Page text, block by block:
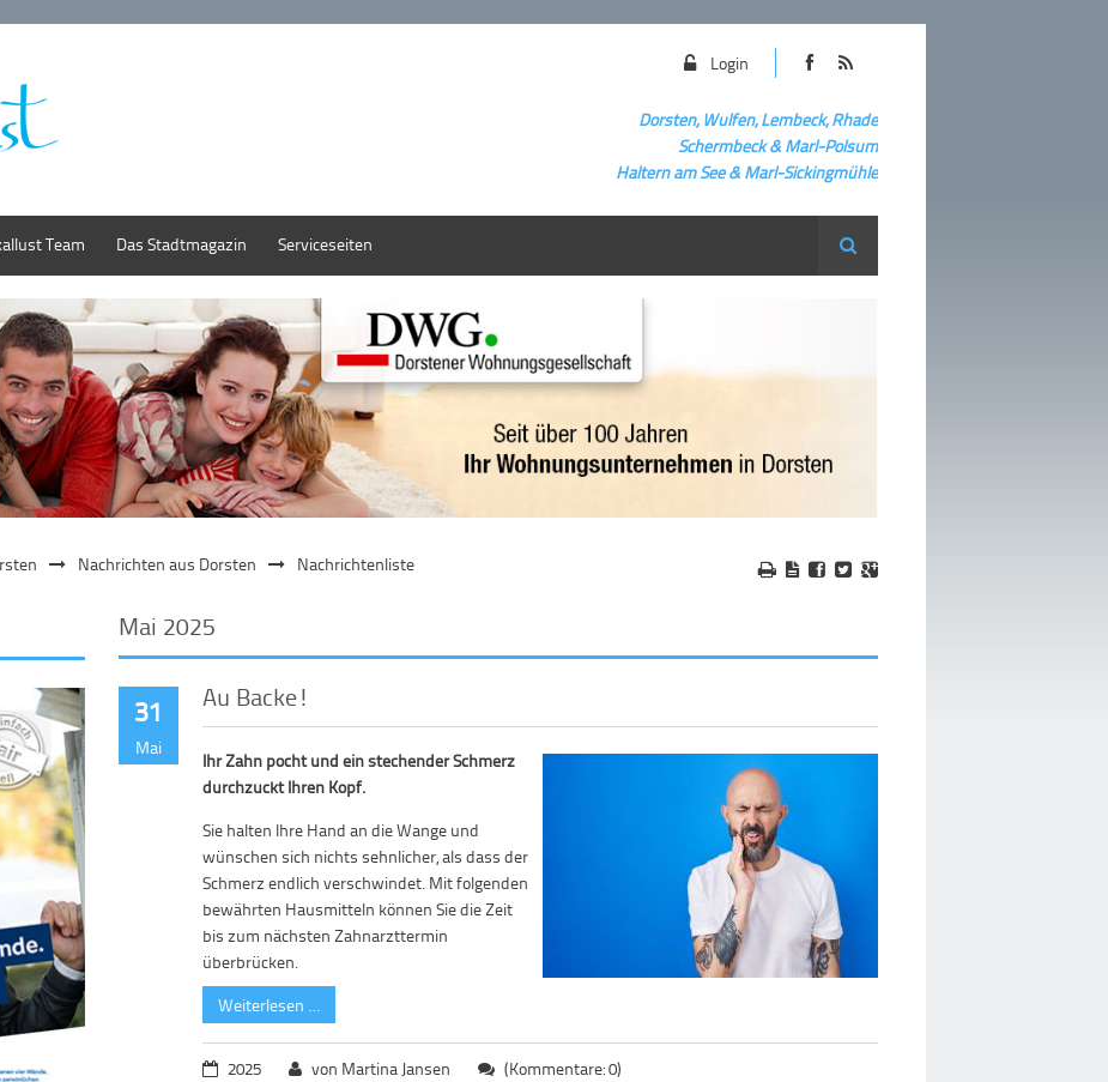
Login
Dorsten, Wulfen, Lembeck, Rhade
Schermbeck& Marl-Polsum
Haltern am See & Marl-Sickingmühle
Team Das Stadtmagazin Serviceseiten Suche
Nachrichten aus Dorsten Nachrichtenliste
Mai 2025
31
Mai
Au Backe!
Ihr Zahn pocht und ein stechender Schmerz
durchzuckt Ihren Kopf.
Sie halten Ihre Hand an die Wange und
wünschen sich nichts sehnlicher, als dass der
Schmerz endlich verschwindet. Mit folgenden
bewährten Hausmitteln können Sie die Zeit
bis zum nächsten Zahnarzttermin
überbrücken.
Weiterlesen …
2025 von Martina Jansen (Kommentare: 0)